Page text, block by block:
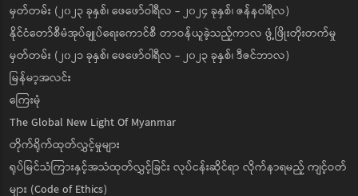
မှတ်တမ်း (၂၀၂၃ ခုနှစ်၊ ဖေဖော်ဝါရီလ - ၂၀၂၄ ခုနှစ်၊ ဇန်နဝါရီလ)
နိုင်ငံတော်စီမံအုပ်ချုပ်ရေးကောင်စီ တာဝန်ယူခဲ့သည့်ကာလ ဖွံ့ဖြိုးတိုးတက်မှု
မှတ်တမ်း (၂၀၂၁ ခုနှစ်၊ ဖေဖော်ဝါရီလ - ၂၀၂၃ ခုနှစ်၊ ဒီဇင်ဘာလ)
မြန်မာ့အလင်း
ကြေးမုံ
The Global New Light Of Myanmar
တိုက်ရိုက်ထုတ်လွှင့်မှုများ
ရုပ်မြင်သံကြားနှင့်အသံထုတ်လွှင့်ခြင်း လုပ်ငန်းဆိုင်ရာ လိုက်နာရမည့် ကျင့်ဝတ်
များ (Code of Ethics)